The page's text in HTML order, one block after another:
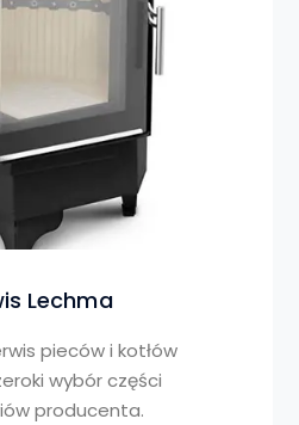
Lechma
pieców i kotłów
wybór części
producenta.